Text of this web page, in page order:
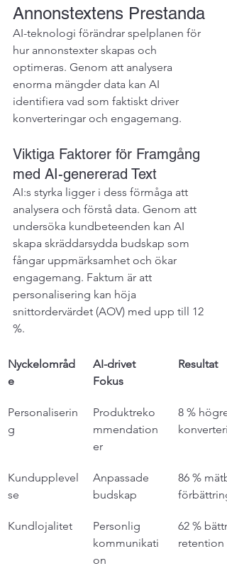
Annonstextens Prestanda
AI-teknologi förändrar spelplanen för
hur annonstexter skapas och
optimeras. Genom att analysera
enorma mängder data kan AI
identifiera vad som faktiskt driver
konverteringar och engagemang.
Viktiga Faktorer för Framgång
med AI-genererad Text
AI:s styrka ligger i dess förmåga att
analysera och förstå data. Genom att
undersöka kundbeteenden kan AI
skapa skräddarsydda budskap som
fångar uppmärksamhet och ökar
engagemang. Faktum är att
personalisering kan höja
snittordervärdet (AOV) med upp till 12
%.
Nyckelområd
e
AI-drivet
Fokus
Resultat
Personaliserin
g
Produktreko
mmendation
er
8 % högre
Kundupplevel
se
Anpassade
budskap
86 %
förbättring
Kundlojalitet
Personlig
kommunikati
on
62 %
retention